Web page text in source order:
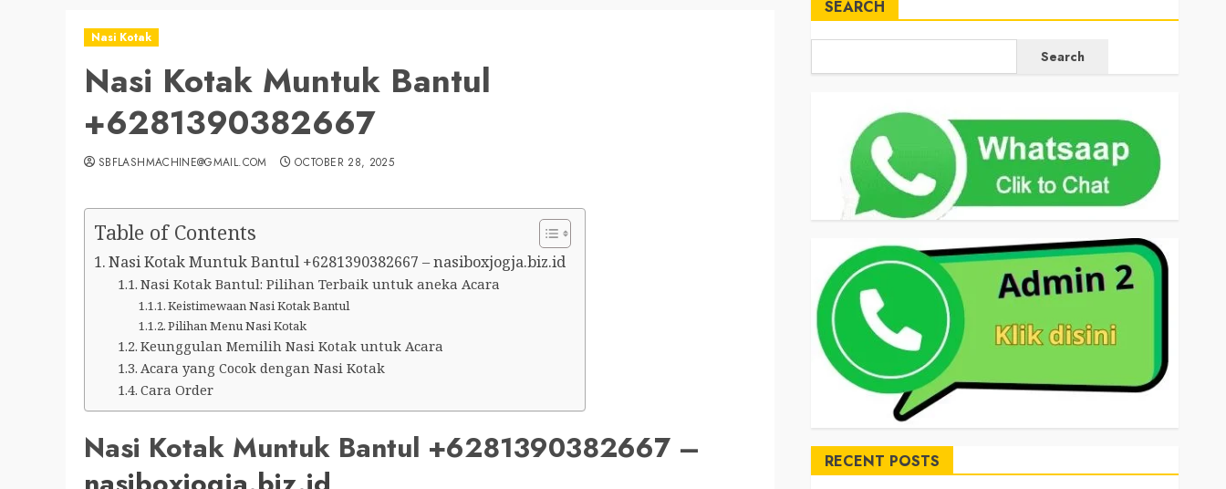
Nasi Kotak
Nasi Kotak Muntuk Bantul
+6281390382667
SBFLASHMACHINE@GMAIL.COM OCTOBER 28, 2025
Table of Contents
Nasi Kotak Muntuk Bantul +6281390382667 – nasiboxjogja.biz.id
Nasi Kotak Bantul: Pilihan Terbaik untuk aneka Acara
Keistimewaan Nasi Kotak Bantul
Pilihan Menu Nasi Kotak
Keunggulan Memilih Nasi Kotak untuk Acara
Acara yang Cocok dengan Nasi Kotak
Cara Order
Nasi Kotak Muntuk Bantul +6281390382667 –
SEARCH
Search
RECENT POSTS